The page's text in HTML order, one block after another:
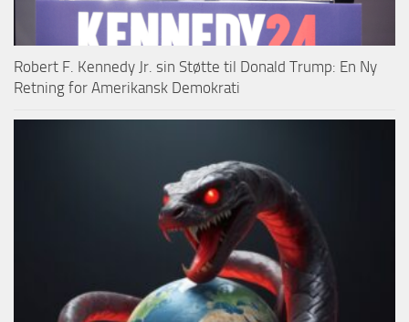
Robert F. Kennedy Jr. sin Støtte til Donald Trump: En Ny
Retning for Amerikansk Demokrati